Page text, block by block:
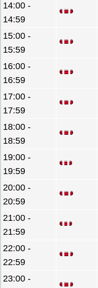
14:00 -
14:59
15:00 -
15:59
16:00 -
16:59
17:00 -
17:59
18:00 -
18:59
19:00 -
19:59
20:00 -
20:59
21:00 -
21:59
22:00 -
22:59
23:00 -